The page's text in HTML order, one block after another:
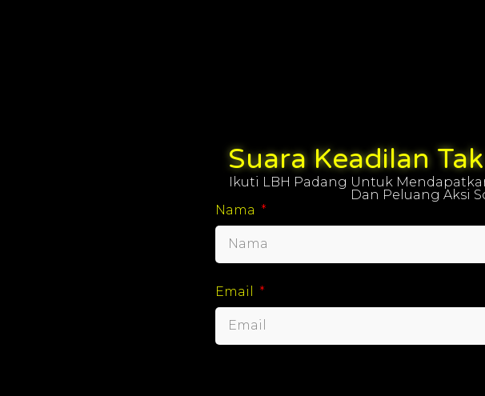
Suara Keadilan
Ikuti LBH Padang Untuk
Dan Peluang Aksi
Nama
Email